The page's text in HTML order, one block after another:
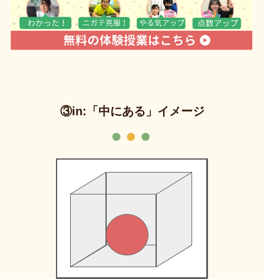
③in:「中にある」イメージ